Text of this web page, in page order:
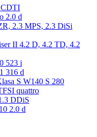
CDTI
2.0 d
2.3 MPS, 2.3 DiSi
II 4.2 D, 4.2 TD, 4.2
523 i
316 d
S W140 S 280
quattro
DDiS
2.0 d